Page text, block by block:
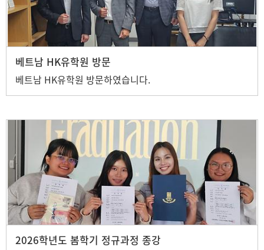
베트남 HK유학원 방문
베트남 HK유학원 방문하였습니다.
2026학년도 봄학기 정규과정 종강